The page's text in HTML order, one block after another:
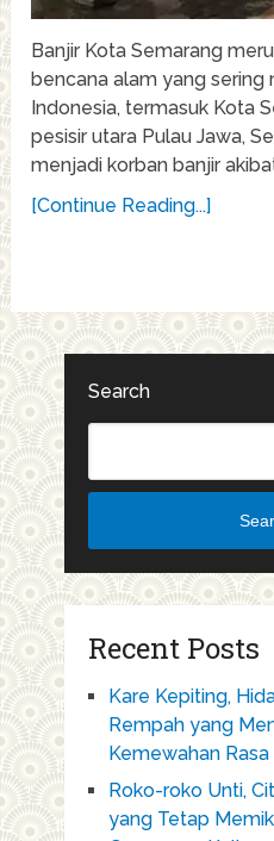
Banjir Kota Semarang
bencana alam yang
Indonesia, termasuk Kota
pesisir utara Pulau Jawa,
menjadi korban banjir
[Continue Reading...]
Search
Recent Posts
Kare Kepiting,
Rempah yang
Kemewahan
Roko-roko Unti,
yang Tetap